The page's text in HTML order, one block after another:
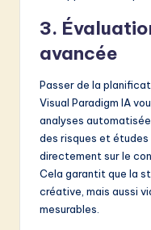
3.
avancée
Passer de la
Visual Paradigm IA
analyses
des risques et
directement sur le
Cela garantit que la
créative, mais aussi
mesurables.